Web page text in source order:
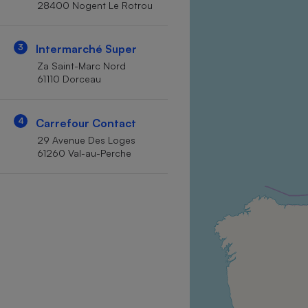
28400 Nogent Le Rotrou
3 Intermarché Super
Za Saint-Marc Nord
61110 Dorceau
4 Carrefour Contact
29 Avenue Des Loges
61260 Val-au-Perche
Lave-linge
Téléviseur
Antimoustique